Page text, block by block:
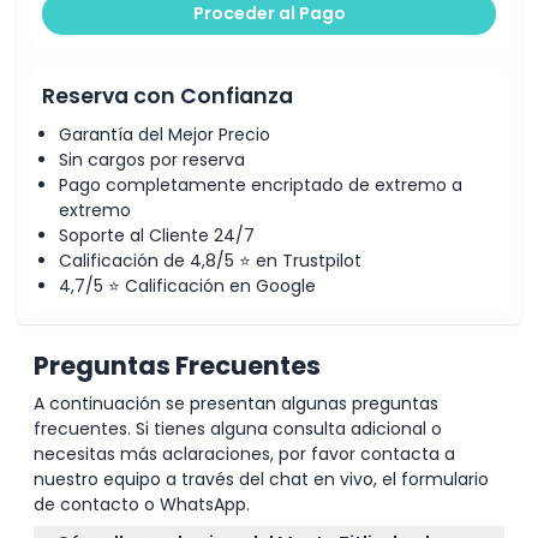
Inicio del descenso a Engelberg vía teleférico aéreo
Proceder al Pago
Reserva con Confianza
Garantía del Mejor Precio
Sin cargos por reserva
Pago completamente encriptado de extremo a
extremo
Soporte al Cliente 24/7
Calificación de 4,8/5 ⭐ en Trustpilot
4,7/5 ⭐ Calificación en Google
Preguntas Frecuentes
A continuación se presentan algunas preguntas
frecuentes. Si tienes alguna consulta adicional o
necesitas más aclaraciones, por favor contacta a
nuestro equipo a través del chat en vivo, el formulario
de contacto o WhatsApp.